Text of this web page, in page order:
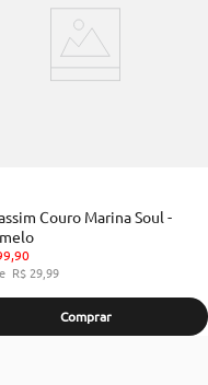
Couro Marina Soul -
,90
R$ 29,99
Comprar